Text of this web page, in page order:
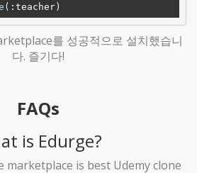
( :teacher)
를 성공적으로 설치했습니
다. 즐기다!
FAQs
is Edurge?
marketplace is best Udemy clone